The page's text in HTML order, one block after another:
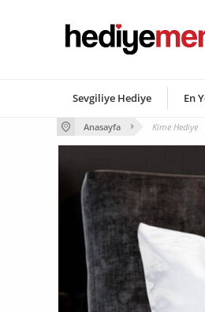
Sevgiliye Hediye En
Anasayfa Kime Hediye